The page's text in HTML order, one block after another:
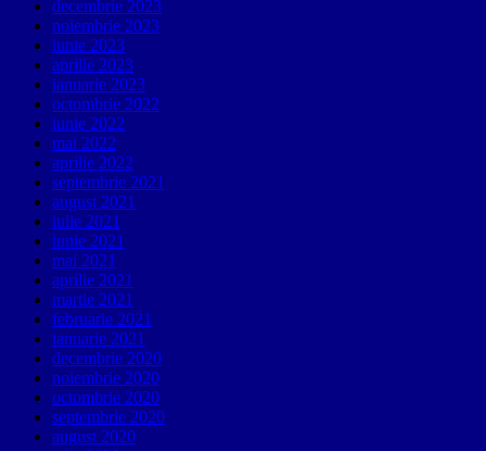
decembrie 2023
noiembrie 2023
iunie 2023
aprilie 2023
ianuarie 2023
octombrie 2022
iunie 2022
mai 2022
aprilie 2022
septembrie 2021
august 2021
iulie 2021
iunie 2021
mai 2021
aprilie 2021
martie 2021
februarie 2021
ianuarie 2021
decembrie 2020
noiembrie 2020
octombrie 2020
septembrie 2020
august 2020